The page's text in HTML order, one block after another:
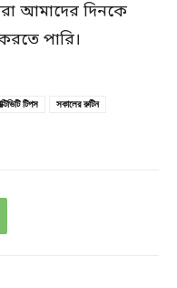
আমাদের দিনকে
পারি।
টিপস
সকালের রুটিন